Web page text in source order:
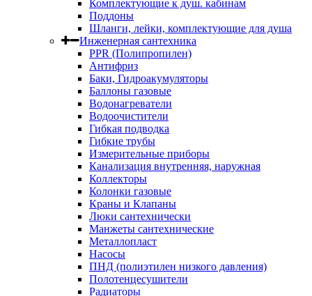
Комплектующие к душ. кабинам
Поддоны
Шланги, лейки, комплектующие для душа
Инженерная сантехника
PPR (Полипропилен)
Антифриз
Баки, Гидроакумуляторы
Баллоны газовые
Водонагреватели
Водоочистители
Гибкая подводка
Гибкие трубы
Измерительные приборы
Канализация внутренняя, наружная
Коллекторы
Колонки газовые
Краны и Клапаны
Люки сантехнически
Манжеты сантехнические
Металлопласт
Насосы
ПНД (полиэтилен низкого давления)
Полотенцесушители
Радиаторы